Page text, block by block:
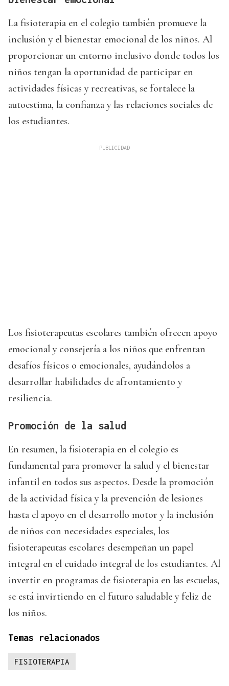
La fisioterapia en el colegio también promueve la
inclusión y el bienestar emocional de los niños. Al
proporcionar un entorno inclusivo donde todos los
niños tengan la oportunidad de participar en
actividades físicas y recreativas, se fortalece la
autoestima, la confianza y las relaciones sociales de
los estudiantes.
Los fisioterapeutas escolares también ofrecen apoyo
emocional y consejería a los niños que enfrentan
desafíos físicos o emocionales, ayudándolos a
desarrollar habilidades de afrontamiento y
resiliencia.
Promoción de la salud
En resumen, la fisioterapia en el colegio es
fundamental para promover la salud y el bienestar
infantil en todos sus aspectos. Desde la promoción
de la actividad física y la prevención de lesiones
hasta el apoyo en el desarrollo motor y la inclusión
de niños con necesidades especiales, los
fisioterapeutas escolares desempeñan un papel
integral en el cuidado integral de los estudiantes. Al
invertir en programas de fisioterapia en las escuelas,
se está invirtiendo en el futuro saludable y feliz de
los niños.
Temas relacionados
FISIOTERAPIA